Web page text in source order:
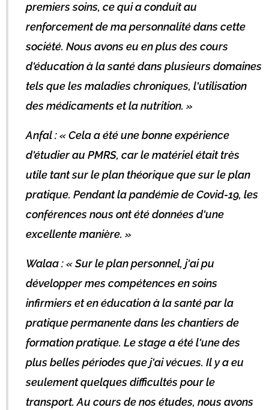
premiers soins, ce qui a conduit au
renforcement de ma personnalité dans cette
société. Nous avons eu en plus des cours
d'éducation à la santé dans plusieurs domaines
tels que les maladies chroniques, l'utilisation
des médicaments et la nutrition. »
Anfal : « Cela a été une bonne expérience
d'étudier au PMRS, car le matériel était très
utile tant sur le plan théorique que sur le plan
pratique. Pendant la pandémie de Covid-19, les
conférences nous ont été données d'une
excellente manière. »
Walaa : « Sur le plan personnel, j'ai pu
développer mes compétences en soins
infirmiers et en éducation à la santé par la
pratique permanente dans les chantiers de
formation pratique. Le stage a été l'une des
plus belles périodes que j'ai vécues. Il y a eu
seulement quelques difficultés pour le
transport. Au cours de nos études, nous avons